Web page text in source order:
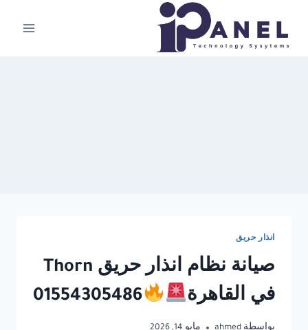
المحتوى
انذار حريق
صيانة نظام انذار حريق Thorn
في القاهرة
01554305486
بواسطة ahmed مايو 14, 2026